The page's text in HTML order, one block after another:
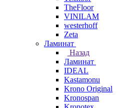
TheFloor
VINILAM
westerhoff
Zeta
Ламинат
Назад
Ламинат
IDEAL
Kastamonu
Krono Original
Kronospan